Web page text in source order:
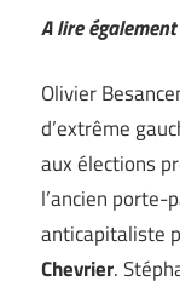
A lire également
Olivier
d’extrême
aux élections
l’ancien porte-
anticapitaliste
Chevrier.